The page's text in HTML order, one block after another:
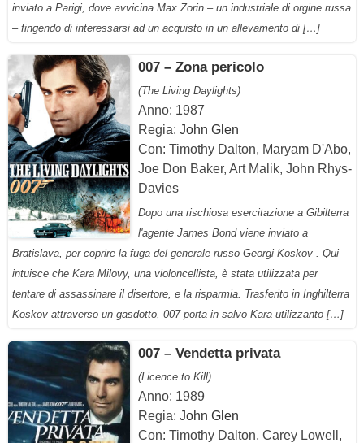
inviato a Parigi, dove avvicina Max Zorin – un industriale di orgine russa
– fingendo di interessarsi ad un acquisto in un allevamento di […]
007 – Zona pericolo
(The Living Daylights)
Anno: 1987
Regia: John Glen
Con: Timothy Dalton, Maryam D'Abo,
Joe Don Baker, Art Malik, John Rhys-
Davies
Dopo una rischiosa esercitazione a Gibilterra
l'agente James Bond viene inviato a
Bratislava, per coprire la fuga del generale russo Georgi Koskov . Qui
intuisce che Kara Milovy, una violoncellista, è stata utilizzata per
tentare di assassinare il disertore, e la risparmia. Trasferito in Inghilterra
Koskov attraverso un gasdotto, 007 porta in salvo Kara utilizzanto […]
007 – Vendetta privata
(Licence to Kill)
Anno: 1989
Regia: John Glen
Con: Timothy Dalton, Carey Lowell,